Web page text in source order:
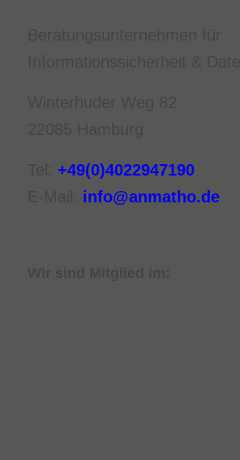
+49(0)4022947190
info@anmatho.de